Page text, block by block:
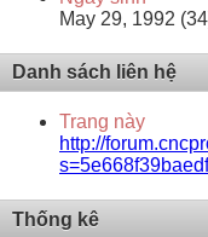
May 29, 1992
Danh sách liên hệ
Trang này
http://
Thống kê